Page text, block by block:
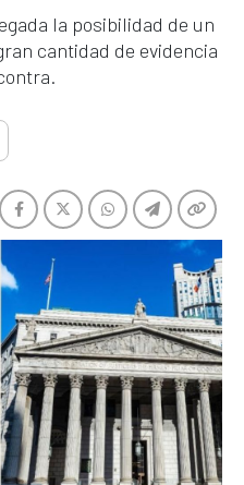
la posibilidad de un
cantidad de evidencia